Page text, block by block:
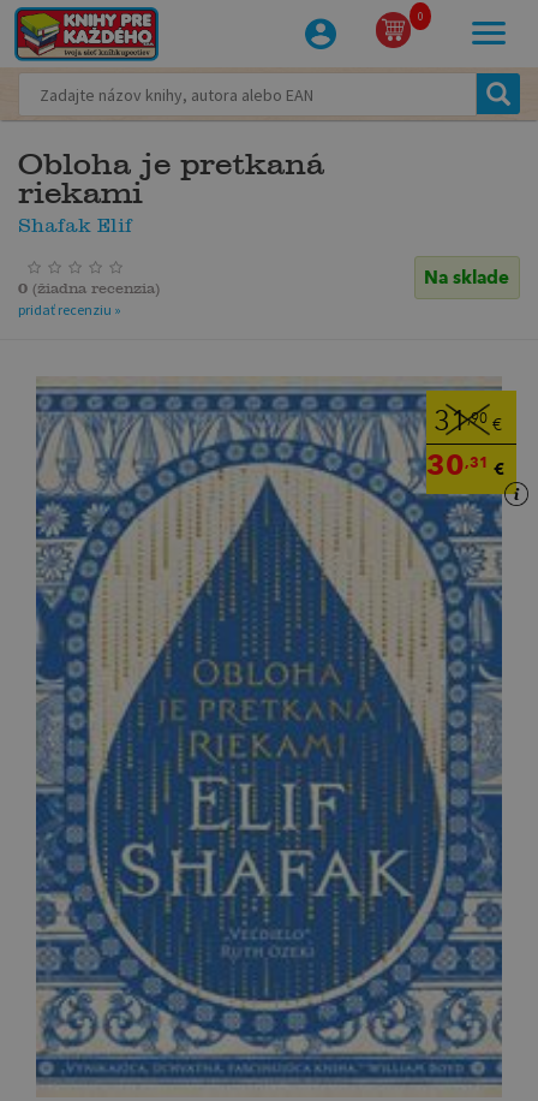
0
Obloha je pretkaná
riekami
Shafak Elif
Na sklade
0 (žiadna recenzia)
pridať recenziu »
31,90 €
30,31 €